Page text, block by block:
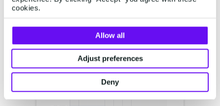
cookies.
Allow all
Adjust preferences
Deny